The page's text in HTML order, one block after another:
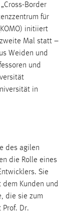
Border
für
initiiert
Mal statt –
Weiden und
und
in
des agilen
die Rolle eines
Sie
Kunden und
die sie zum
Dr.
mibew-
= 3